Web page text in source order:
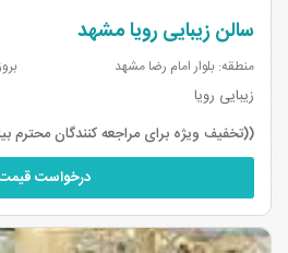
سالن زیبایی رویا مشهد
منطقه: بلوار امام رضا مشهد
زیبایی رویا
((تخفیف ویژه برای مراجعه کنندگان محترم
درخواست